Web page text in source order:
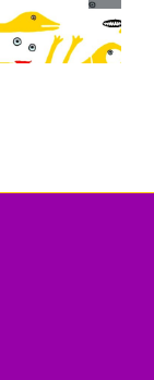
SIMONE
GUIRHIL